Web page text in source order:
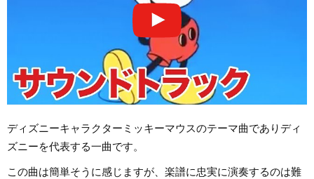
ディズニーキャラクターミッキーマウスのテーマ曲でありディ
ズニーを代表する一曲です。
この曲は簡単そうに感じますが、楽譜に忠実に演奏するのは難